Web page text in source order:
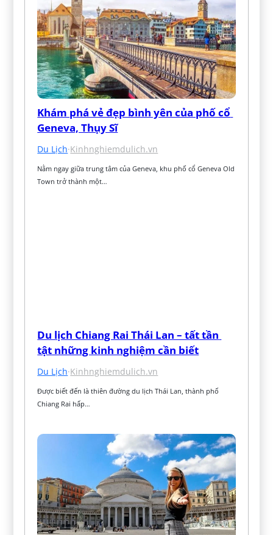
Khám phá vẻ đẹp bình yên của phố cổ
Geneva, Thụy Sĩ
Du Lịch·Kinhnghiemdulich.vn
Nằm ngay giữa trung tâm của Geneva, khu phố cổ Geneva Old
Town trở thành một…
Du lịch Chiang Rai Thái Lan – tất tần
tật những kinh nghiệm cần biết
Du Lịch·Kinhnghiemdulich.vn
Được biết đến là thiên đường du lịch Thái Lan, thành phố
Chiang Rai hấp…